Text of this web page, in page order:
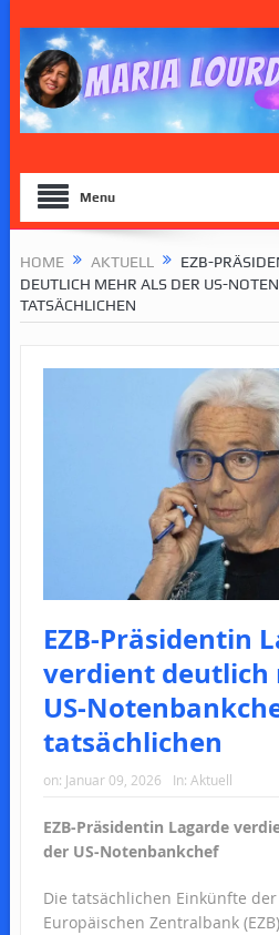
Menu
HOME AKTUELL
EZB-
DEUTLICH MEHR ALS DER US-
TATSÄCHLICHEN
EZB-Präsidentin
verdient deutlich
US-
tatsächlichen
on: Januar 09, 2026 In: Aktuell
EZB-Präsidentin Lagarde
der US-Notenbankchef
Die tatsächlichen Einkünfte
Europäischen Zentralbank